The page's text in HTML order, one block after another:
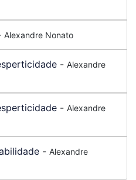
Alexandre Nonato
- Alexandre
- Alexandre
- Alexandre